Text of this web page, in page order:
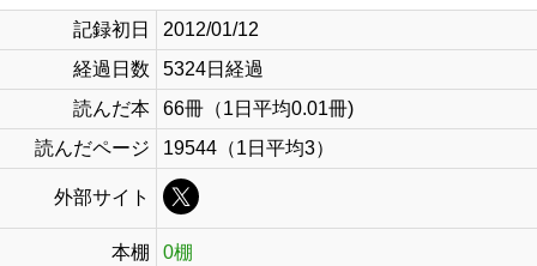
記録初日
2012/01/12
経過日数
5324日経過
読んだ本
66冊（1日平均0.01冊)
読んだページ
19544（1日平均3）
外部サイト
本棚 0棚